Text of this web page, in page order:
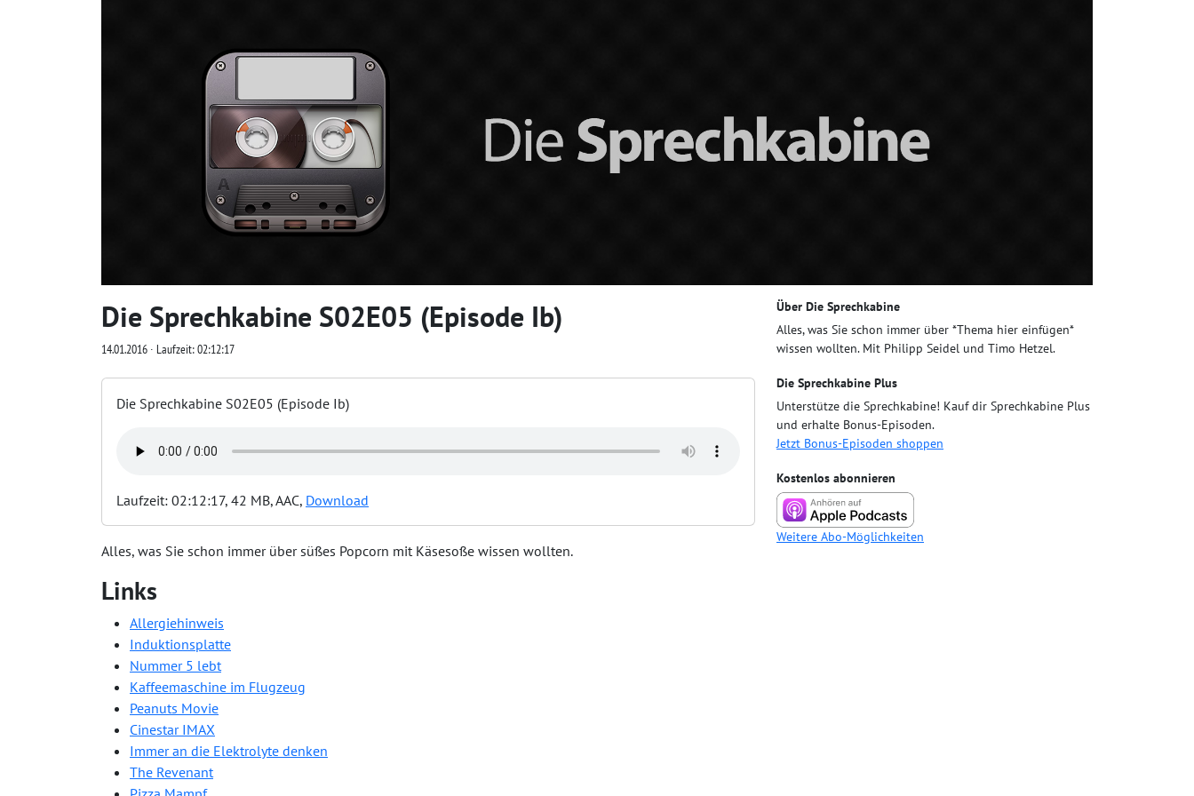
Die Sprechkabine S02E05 (Episode Ib)
14.01.2016 ∙ Laufzeit: 02:12:17
Die Sprechkabine S02E05 (Episode Ib)
Laufzeit: 02:12:17, 42 MB, AAC, Download
Alles, was Sie schon immer über süßes Popcorn mit Käsesoße wissen wollten.
Links
Allergiehinweis
Induktionsplatte
Nummer 5 lebt
Kaffeemaschine im Flugzeug
Peanuts Movie
Cinestar IMAX
Immer an die Elektrolyte denken
The Revenant
Über Die Sprechkabine
Alles, was Sie schon immer über *Thema hier einfügen*
wissen wollten. Mit Philipp Seidel und Timo Hetzel.
Die Sprechkabine Plus
Unterstütze die Sprechkabine! Kauf dir Sprechkabine Plus
und erhalte Bonus-Episoden.
Jetzt Bonus-Episoden shoppen
Kostenlos abonnieren
Weitere Abo-Möglichkeiten